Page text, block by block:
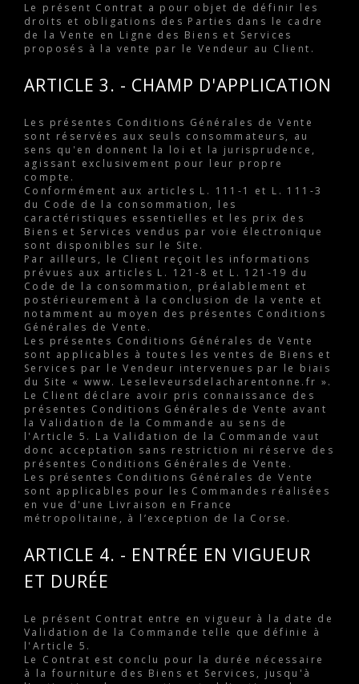
Le présent Contrat a pour objet de définir les
droits et obligations des Parties dans le cadre
de la Vente en Ligne des Biens et Services
proposés à la vente par le Vendeur au Client.
ARTICLE 3. - CHAMP D'APPLICATION
Les présentes Conditions Générales de Vente
sont réservées aux seuls consommateurs, au
sens qu'en donnent la loi et la jurisprudence,
agissant exclusivement pour leur propre
compte.
Conformément aux articles L. 111-1 et L. 111-3
du Code de la consommation, les
caractéristiques essentielles et les prix des
Biens et Services vendus par voie électronique
sont disponibles sur le Site.
Par ailleurs, le Client reçoit les informations
prévues aux articles L. 121-8 et L. 121-19 du
Code de la consommation, préalablement et
postérieurement à la conclusion de la vente et
notamment au moyen des présentes Conditions
Générales de Vente.
Les présentes Conditions Générales de Vente
sont applicables à toutes les ventes de Biens et
Services par le Vendeur intervenues par le biais
du Site « www. Leseleveursdelacharentonne.fr ».
Le Client déclare avoir pris connaissance des
présentes Conditions Générales de Vente avant
la Validation de la Commande au sens de
l'Article 5. La Validation de la Commande vaut
donc acceptation sans restriction ni réserve des
présentes Conditions Générales de Vente.
Les présentes Conditions Générales de Vente
sont applicables pour les Commandes réalisées
en vue d'une Livraison en France
métropolitaine, à l’exception de la Corse.
ARTICLE 4. - ENTRÉE EN VIGUEUR
ET DURÉE
Le présent Contrat entre en vigueur à la date de
Validation de la Commande telle que définie à
l'Article 5.
Le Contrat est conclu pour la durée nécessaire
à la fourniture des Biens et Services, jusqu'à